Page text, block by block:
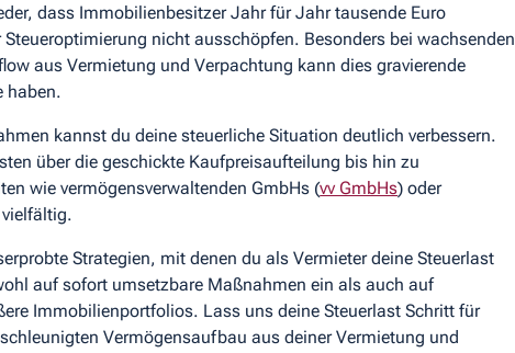
dass Immobilienbesitzer Jahr für Jahr tausende Euro
nicht ausschöpfen. Besonders bei wachsenden
aus Vermietung und Verpachtung kann dies gravierende
haben.
kannst du deine steuerliche Situation deutlich verbessern.
über die geschickte Kaufpreisaufteilung bis hin zu
wie vermögensverwaltenden GmbHs (vv GmbHs) oder
Strategien, mit denen du als Vermieter deine Steuerlast
auf sofort umsetzbare Maßnahmen ein als auch auf
Immobilienportfolios. Lass uns deine Steuerlast Schritt für
Vermögensaufbau aus deiner Vermietung und